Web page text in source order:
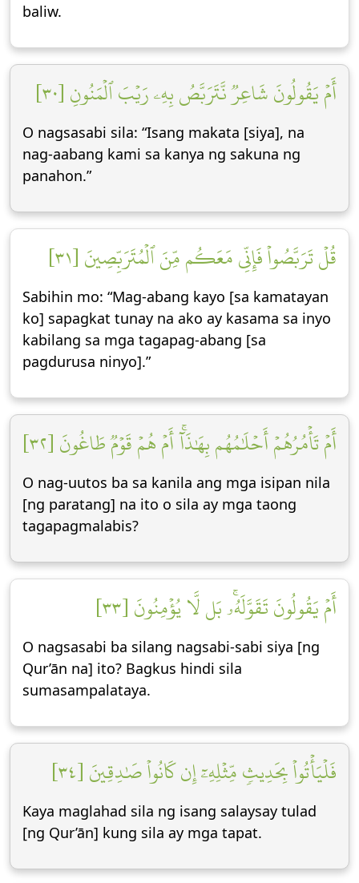
baliw.
أَمۡ يَقُولُونَ شَاعِرٞ نَّتَرَبَّصُ بِهِۦ رَيۡبَ ٱلۡمَنُونِ [٣٠]
O nagsasabi sila: “Isang makata [siya], na
nag-aabang kami sa kanya ng sakuna ng
panahon.”
قُلۡ تَرَبَّصُواْ فَإِنِّي مَعَكُم مِّنَ ٱلۡمُتَرَبِّصِينَ [٣١]
Sabihin mo: “Mag-abang kayo [sa kamatayan
ko] sapagkat tunay na ako ay kasama sa inyo
kabilang sa mga tagapag-abang [sa
pagdurusa ninyo].”
أَمۡ تَأۡمُرُهُمۡ أَحۡلَٰمُهُم بِهَٰذَآۚ أَمۡ هُمۡ قَوۡمٞ طَاغُونَ [٣٢]
O nag-uutos ba sa kanila ang mga isipan nila
[ng paratang] na ito o sila ay mga taong
tagapagmalabis?
أَمۡ يَقُولُونَ تَقَوَّلَهُۥۚ بَل لَّا يُؤۡمِنُونَ [٣٣]
O nagsasabi ba silang nagsabi-sabi siya [ng
Qur’ān na] ito? Bagkus hindi sila
sumasampalataya.
فَلۡيَأۡتُواْ بِحَدِيثٖ مِّثۡلِهِۦٓ إِن كَانُواْ صَٰدِقِينَ [٣٤]
Kaya maglahad sila ng isang salaysay tulad
[ng Qur’ān] kung sila ay mga tapat.